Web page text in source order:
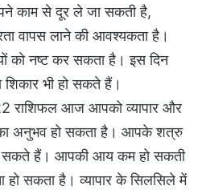
काम से दूर ले जा सकती है,
वापस लाने की आवश्यकता है।
को नष्ट कर सकता है। इस दिन
भी हो सकते हैं।
राशिफल आज आपको व्यापार और
का अनुभव हो सकता है। आपके शत्रु
सकते हैं। आपकी आय कम हो सकती
सकता है। व्यापार के सिलसिले में